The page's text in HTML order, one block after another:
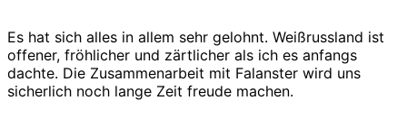
Es hat sich alles in allem sehr gelohnt. Weißrussland ist
offener, fröhlicher und zärtlicher als ich es anfangs
dachte. Die Zusammenarbeit mit Falanster wird uns
sicherlich noch lange Zeit freude machen.